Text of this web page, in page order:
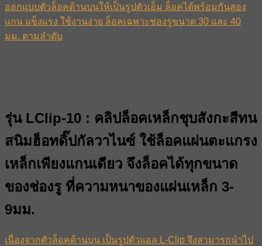
ออกแบบตัวล็อคด้านบนให้เป็นรูปตัวเอ็ม ล็อคได้พร้อมกันสอง
แกน แข็งแรง ใช้งานง่าย ล็อคเฉพาะช่องรูขนาด 30 และ 40
มม. ตามลำดับ
รุ่น LClip-10 : คลิปล็อคเหล็กชุบสังกะสีทน
สนิมฮ็อทดิ๊ปกัลวาไนซ์ ใช้ล็อคแผ่นตะแกรง
เหล็กเพียงแกนเดียว จึงล็อคได้ทุกขนาด
ของช่องรู ที่ความหนาของแผ่นเหล็ก 3-
9มม.
เนื่องจากตัวล็อคด้านบน เป็นรูปตัวแอล L-Clip จึงสามารถนำไป